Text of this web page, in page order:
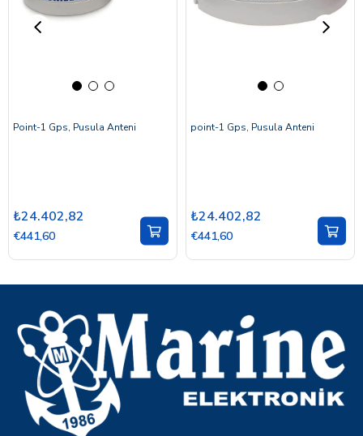
Point-1 Gps, Pusula Anteni
₺24.402,82
€441,60
point-1 Gps, Pusula Anteni
₺24.402,82
€441,60